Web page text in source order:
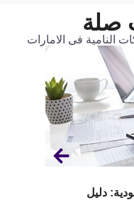
صلة
النامية في الامارات
دليل